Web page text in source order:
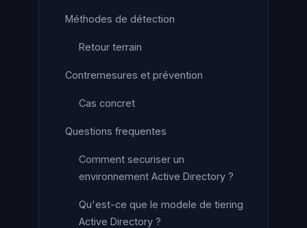
Méthodes de détection
Retour terrain
Contremesures et prévention
Cas concret
Questions frequentes
Comment securiser un
environnement Active Directory ?
Qu'est-ce que le modele de tiering
Active Directory ?